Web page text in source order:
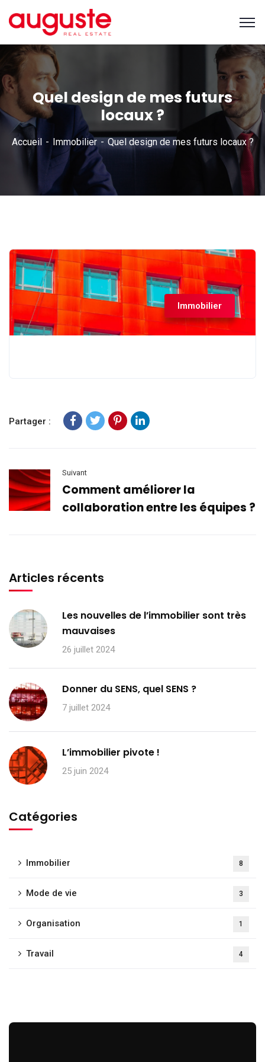
Quel design de mes futurs
locaux ?
Accueil Immobilier Quel design de mes futurs locaux ?
Immobilier
Partager :
Suivant
Comment améliorer la
collaboration entre les équipes ?
Articles récents
Les nouvelles de l’immobilier sont très
mauvaises
26 juillet 2024
Donner du SENS, quel SENS ?
7 juillet 2024
L’immobilier pivote !
25 juin 2024
Catégories
Immobilier 8
Mode de vie 3
Organisation 1
Travail 4